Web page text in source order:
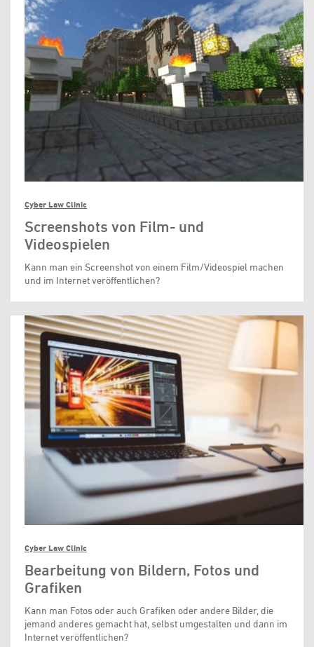
Cyber Law Clinic
Screenshots von Film- und
Videospielen
Kann man ein Screenshot von einem Film/Videospiel machen
und im Internet veröffentlichen?
Cyber Law Clinic
Bearbeitung von Bildern, Fotos und
Grafiken
Kann man Fotos oder auch Grafiken oder andere Bilder, die
jemand anderes gemacht hat, selbst umgestalten und dann im
Internet veröffentlichen?